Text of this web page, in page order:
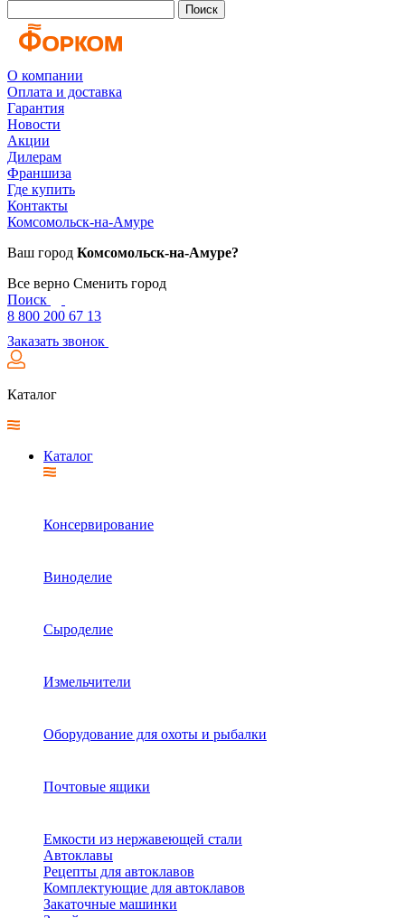
Поиск
О компании
Оплата и доставка
Гарантия
Новости
Акции
Дилерам
Франшиза
Где купить
Контакты
Комсомольск-на-Амуре
Ваш город Комсомольск-на-Амуре?
Все верно Сменить город
Поиск
8 800 200 67 13
Заказать звонок
Каталог
Каталог
Консервирование
Виноделие
Сыроделие
Измельчители
Оборудование для охоты и рыбалки
Почтовые ящики
Емкости из нержавеющей стали
Автоклавы
Рецепты для автоклавов
Комплектующие для автоклавов
Закаточные машинки